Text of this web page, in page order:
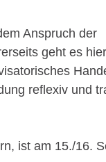
Anspruch der
geht es
reflexiv und
ist am 15./16.